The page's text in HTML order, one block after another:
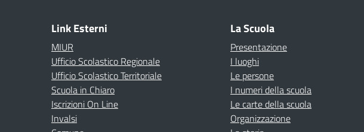
Link Esterni
MIUR
Ufficio Scolastico Regionale
Ufficio Scolastico Territoriale
Scuola in Chiaro
Iscrizioni On Line
Invalsi
La Scuola
Presentazione
I luoghi
Le persone
I numeri della scuola
Le carte della scuola
Organizzazione